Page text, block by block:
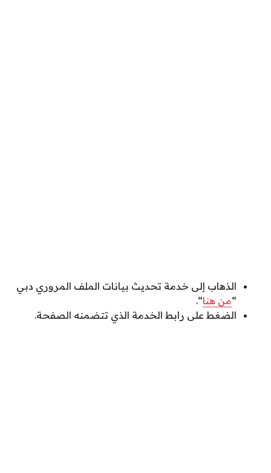
الذهاب إلى خدمة تحديث بيانات الملف المروري دبي
“من هنا“.
الضغط على رابط الخدمة الذي تتضمنه الصفحة.